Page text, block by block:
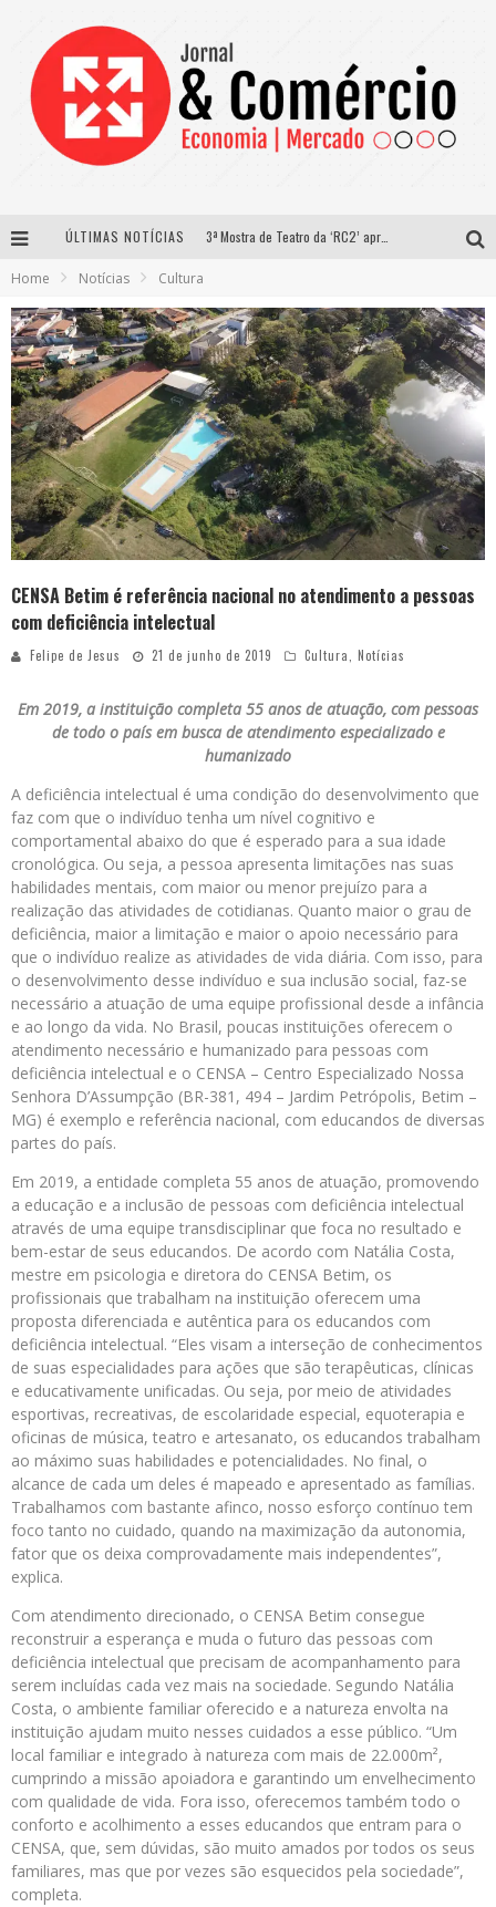
ÚLTIMAS NOTÍCIAS 3ª Mostra de Teatro da ‘RC2’ apresenta ‘seis espetáculos’ imperdíveis para o público ‘infantil e adulto’ assistir no conforto de casa pelo canal do Youtube
Lari Sol Moda Praia vai promover seu primeiro desfile digital
Home Notícias Cultura
CENSA Betim é referência nacional no atendimento a pessoas
com deficiência intelectual
Felipe de Jesus 21 de junho de 2019 Cultura, Notícias
Em 2019, a instituição completa 55 anos de atuação, com pessoas
de todo o país em busca de atendimento especializado e
humanizado
A deficiência intelectual é uma condição do desenvolvimento que
faz com que o indivíduo tenha um nível cognitivo e
comportamental abaixo do que é esperado para a sua idade
cronológica. Ou seja, a pessoa apresenta limitações nas suas
habilidades mentais, com maior ou menor prejuízo para a
realização das atividades de cotidianas. Quanto maior o grau de
deficiência, maior a limitação e maior o apoio necessário para
que o indivíduo realize as atividades de vida diária. Com isso, para
o desenvolvimento desse indivíduo e sua inclusão social, faz-se
necessário a atuação de uma equipe profissional desde a infância
e ao longo da vida. No Brasil, poucas instituições oferecem o
atendimento necessário e humanizado para pessoas com
deficiência intelectual e o CENSA – Centro Especializado Nossa
Senhora D’Assumpção (BR-381, 494 – Jardim Petrópolis, Betim –
MG) é exemplo e referência nacional, com educandos de diversas
partes do país.
Em 2019, a entidade completa 55 anos de atuação, promovendo
a educação e a inclusão de pessoas com deficiência intelectual
através de uma equipe transdisciplinar que foca no resultado e
bem-estar de seus educandos. De acordo com Natália Costa,
mestre em psicologia e diretora do CENSA Betim, os
profissionais que trabalham na instituição oferecem uma
proposta diferenciada e autêntica para os educandos com
deficiência intelectual. “Eles visam a interseção de conhecimentos
de suas especialidades para ações que são terapêuticas, clínicas
e educativamente unificadas. Ou seja, por meio de atividades
esportivas, recreativas, de escolaridade especial, equoterapia e
oficinas de música, teatro e artesanato, os educandos trabalham
ao máximo suas habilidades e potencialidades. No final, o
alcance de cada um deles é mapeado e apresentado as famílias.
Trabalhamos com bastante afinco, nosso esforço contínuo tem
foco tanto no cuidado, quando na maximização da autonomia,
fator que os deixa comprovadamente mais independentes”,
explica.
Com atendimento direcionado, o CENSA Betim consegue
reconstruir a esperança e muda o futuro das pessoas com
deficiência intelectual que precisam de acompanhamento para
serem incluídas cada vez mais na sociedade. Segundo Natália
Costa, o ambiente familiar oferecido e a natureza envolta na
instituição ajudam muito nesses cuidados a esse público. “Um
local familiar e integrado à natureza com mais de 22.000m²,
cumprindo a missão apoiadora e garantindo um envelhecimento
com qualidade de vida. Fora isso, oferecemos também todo o
conforto e acolhimento a esses educandos que entram para o
CENSA, que, sem dúvidas, são muito amados por todos os seus
familiares, mas que por vezes são esquecidos pela sociedade”,
completa.